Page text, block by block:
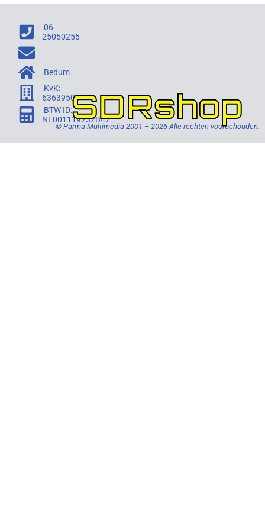
06
25050255
Bedum
KvK:
63639505
BTW ID:
NL001119232B47
© Parma Multimedia 2001 – 2026 Alle rechten voorbehouden.
SDRshop